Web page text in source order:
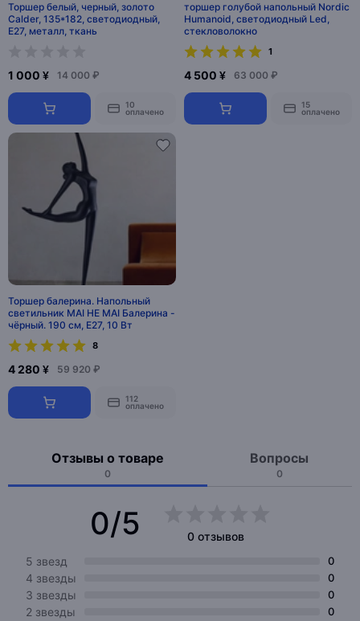
Торшер белый, черный, золото
Calder, 135*182, светодиодный,
E27, металл, ткань
1 000 ¥ 14 000 ₽
10
оплачено
торшер голубой напольный Nordic
Humanoid, светодиодный Led,
стекловолокно
1
4 500 ¥ 63 000 ₽
15
оплачено
Торшер балерина. Напольный
светильник MAI HE MAI Балерина -
чёрный. 190 см, E27, 10 Вт
8
4 280 ¥ 59 920 ₽
112
оплачено
Отзывы о товаре
0
Вопросы
0
0/5
0 отзывов
5 звезд
0
4 звезды 0
3 звезды 0
2 звезды 0